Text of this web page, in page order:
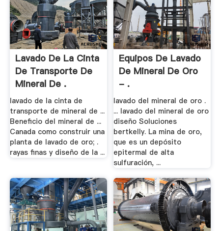
Lavado De La Cinta
De Transporte De
Mineral De .
lavado de la cinta de
transporte de mineral de ...
Beneficio del mineral de ...
Canada como construir una
planta de lavado de oro; .
rayas finas y diseño de la ...
Equipos De Lavado
De Mineral De Oro
- .
lavado del mineral de oro .
... lavado del mineral de oro
diseño Soluciones
bertkelly. La mina de oro,
que es un depósito
epitermal de alta
sulfuración, ...